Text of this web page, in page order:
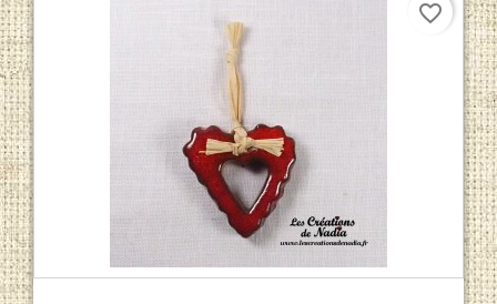
favorite_border